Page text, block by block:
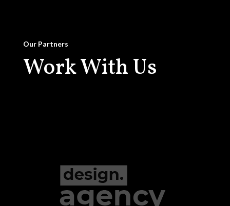
Our Partners
Work With Us